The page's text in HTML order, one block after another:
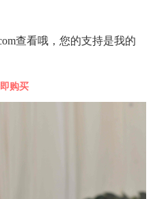
查看哦，您的支持是我的
购买